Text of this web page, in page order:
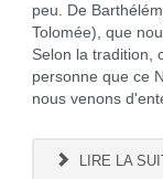
peu. De
Tolomée), que
Selon la tradition,
personne que ce
nous venons
LIRE LA